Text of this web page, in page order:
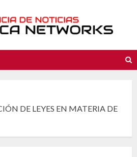
DE LEYES EN MATERIA DE